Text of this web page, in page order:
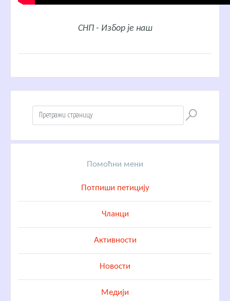
СНП - Избор је наш
Помоћни мени
Потпиши петицију
Чланци
Активности
Новости
Медији